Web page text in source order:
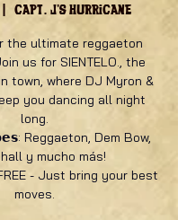
Capt. J's Hurricane
the ultimate reggaeton
us for SIENTELO., the
town, where DJ Myron &
you dancing all night
long.
Reggaeton, Dem Bow,
y mucho más!
- Just bring your best
moves.